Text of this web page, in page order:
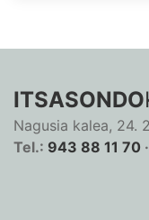
ITSASONDO
Nagusia kalea, 24.
Tel.: 943 88 11 70